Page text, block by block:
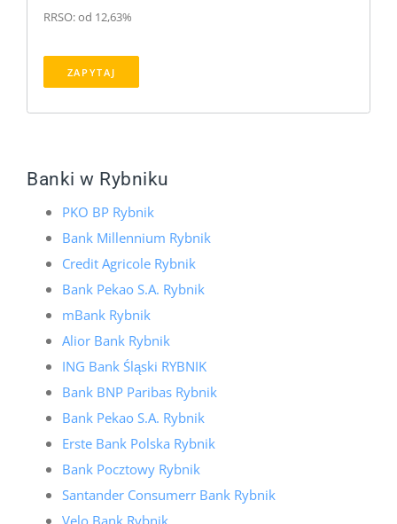
RRSO: od 12,63%
ZAPYTAJ
Banki w Rybniku
PKO BP Rybnik
Bank Millennium Rybnik
Credit Agricole Rybnik
Bank Pekao S.A. Rybnik
mBank Rybnik
Alior Bank Rybnik
ING Bank Śląski RYBNIK
Bank BNP Paribas Rybnik
Bank Pekao S.A. Rybnik
Erste Bank Polska Rybnik
Bank Pocztowy Rybnik
Santander Consumerr Bank Rybnik